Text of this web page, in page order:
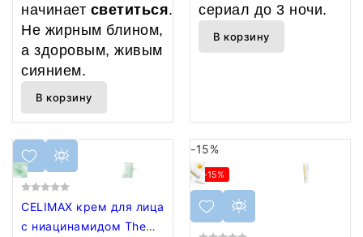
начинает светиться.
Не жирным блином,
а здоровым, живым
сиянием.
В корзину
сериал до 3 ночи.
В корзину
СELIMAX крем для лица
с ниацинамидом The
-15%
-15%